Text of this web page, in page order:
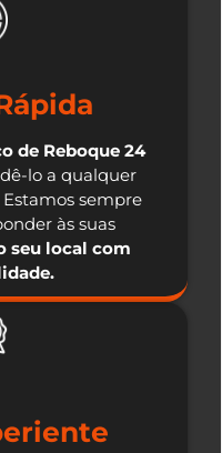
de Reboque 24
lo a qualquer
sempre
às suas
seu local com